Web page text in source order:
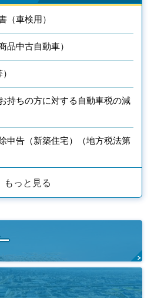
（車検用）
品中古自動車）
持ちの方に対する自動車税の減
申告（新築住宅）（地方税法第
もっと見る